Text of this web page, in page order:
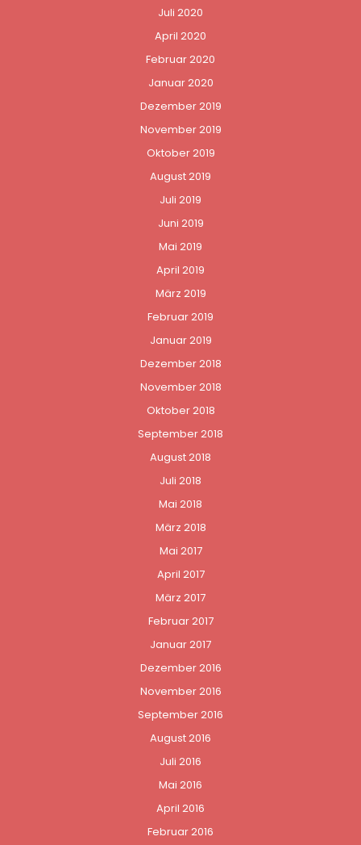
Juli 2020
April 2020
Februar 2020
Januar 2020
Dezember 2019
November 2019
Oktober 2019
August 2019
Juli 2019
Juni 2019
Mai 2019
April 2019
März 2019
Februar 2019
Januar 2019
Dezember 2018
November 2018
Oktober 2018
September 2018
August 2018
Juli 2018
Mai 2018
März 2018
Mai 2017
April 2017
März 2017
Februar 2017
Januar 2017
Dezember 2016
November 2016
September 2016
August 2016
Juli 2016
Mai 2016
April 2016
Februar 2016